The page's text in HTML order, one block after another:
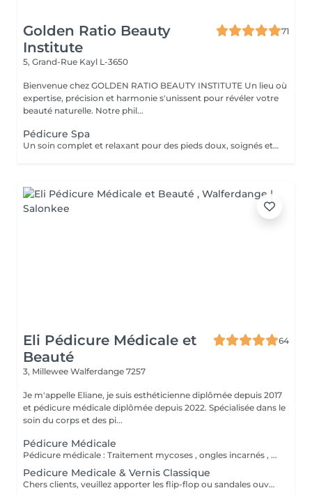
Golden Ratio Beauty
Institute
71
5, Grand-Rue Kayl L-3650
Bienvenue chez GOLDEN RATIO BEAUTY INSTITUTE Un lieu où
expertise, précision et harmonie s'unissent pour révéler votre
beauté naturelle. Notre phil...
Pédicure Spa
Un soin complet et relaxant pour des pieds doux, soignés et légers. La pédicure Spa allie beauté et bien-être grâce à un protocole en plusieurs étapes : Inclus : bain de pieds, soin des ongles et cuticules, gommage, ponçage des talons, masque nourrissant, massage hydratant. Résultat : des pieds parfaitement nets, régénérés et visiblement rafraîchis. Durée : environ 60 minutes. Un moment de détente profonde et de soin intense, pour des pieds sublimés.
Eli Pédicure Médicale et
Beauté
64
3, Millewee Walferdange 7257
Je m'appelle Eliane, je suis esthéticienne diplômée depuis 2017
et pédicure médicale diplômée depuis 2022. Spécialisée dans le
soin du corps et des pi...
Pédicure Médicale
Pédicure médicale : Traitement mycoses , ongles incarnés , corrections des ongles en plicature , ongles en tuile de provence , en volute, durillons, cors ,callosités, crevasses, pied d'athlète et tous les affections. Le prix varie en fonction du problème.
Pedicure Medicale & Vernis Classique
Chers clients, veuillez apporter les flip-flop ou sandales ouvertes pour pose de verniz classique.